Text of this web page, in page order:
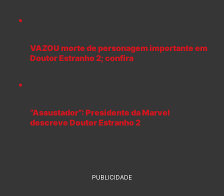
VAZOU morte de personagem importante em
Doutor Estranho 2; confira
“Assustador”: Presidente da Marvel
descreve Doutor Estranho 2
PUBLICIDADE